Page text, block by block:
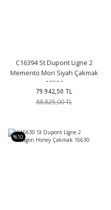
C16394 St Dupont Ligne 2
Memento Mori Siyah Çakmak
16394
79.942,50 TL
88.825,00 TL
%10